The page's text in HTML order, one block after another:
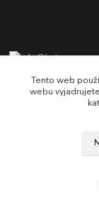
od
Copyright ©
Tento web
webu